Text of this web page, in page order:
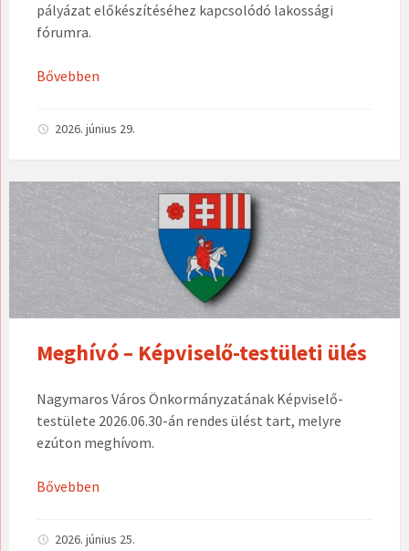
pályázat előkészítéséhez kapcsolódó lakossági
fórumra.
Bővebben
2026. június 29.
Meghívó – Képviselő-testületi ülés
Nagymaros Város Önkormányzatának Képviselő-
testülete 2026.06.30-án rendes ülést tart, melyre
ezúton meghívom.
Bővebben
2026. június 25.